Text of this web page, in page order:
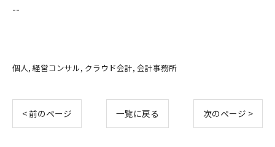
--
個人 経営コンサル クラウド会計 会計事務所
< 前のページ 一覧に戻る 次のページ >